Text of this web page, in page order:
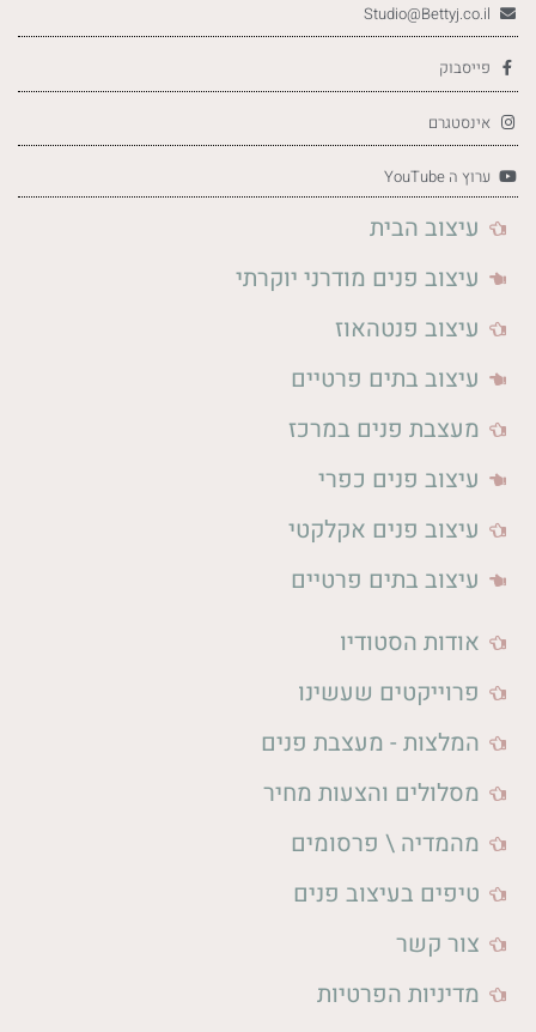
Studio@Bettyj.co.il
פייסבוק
אינסטגרם
ערוץ ה YouTube
עיצוב הבית
עיצוב פנים מודרני יוקרתי
עיצוב פנטהאוז
עיצוב בתים פרטיים
מעצבת פנים במרכז
עיצוב פנים כפרי
עיצוב פנים אקלקטי
עיצוב בתים פרטיים
אודות הסטודיו
פרוייקטים שעשינו
המלצות - מעצבת פנים
מסלולים והצעות מחיר
מהמדיה \ פרסומים
טיפים בעיצוב פנים
צור קשר
מדיניות הפרטיות